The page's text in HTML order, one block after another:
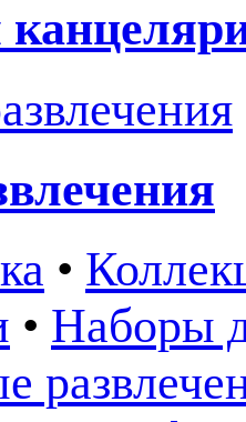
•
• Наборы